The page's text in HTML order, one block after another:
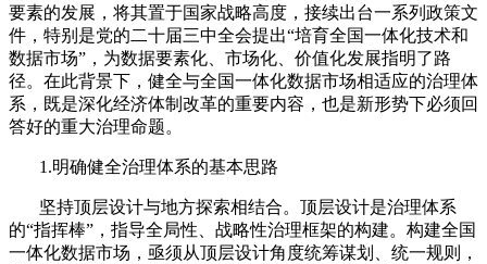
要素的发展，将其置于国家战略高度，接续出台一系列政策文
件，特别是党的二十届三中全会提出“培育全国一体化技术和
数据市场”，为数据要素化、市场化、价值化发展指明了路
径。在此背景下，健全与全国一体化数据市场相适应的治理体
系，既是深化经济体制改革的重要内容，也是新形势下必须回
答好的重大治理命题。
1.明确健全治理体系的基本思路
坚持顶层设计与地方探索相结合。顶层设计是治理体系
的“指挥棒”，指导全局性、战略性治理框架的构建。构建全国
一体化数据市场，亟须从顶层设计角度统筹谋划、统一规则，